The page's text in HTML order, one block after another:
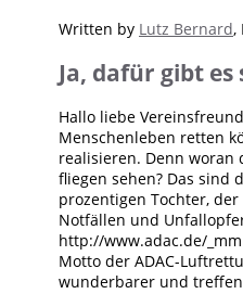
Written by Lutz Bernard,
Ja, dafür gibt
Hallo liebe
Menschenleben retten
realisieren. Denn woran
fliegen sehen? Das sind
prozentigen Tochter,
Notfällen und
http://www.adac.de/
Motto der ADAC-
wunderbarer und